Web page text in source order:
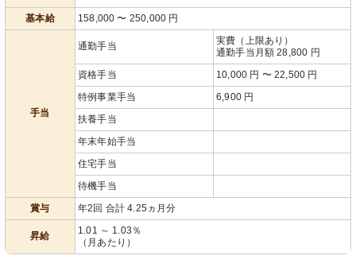
基本給 158,000 〜 250,000 円
手当
通勤手当
実費（上限あり）
通勤手当月額 28,800 円
資格手当
10,000 円 〜 22,500 円
特例事業手当
6,900 円
扶養手当
年末年始手当
住宅手当
待機手当
賞与
年2回 合計 4.25ヵ月分
昇給
1.01 ～ 1.03％
（月あたり）